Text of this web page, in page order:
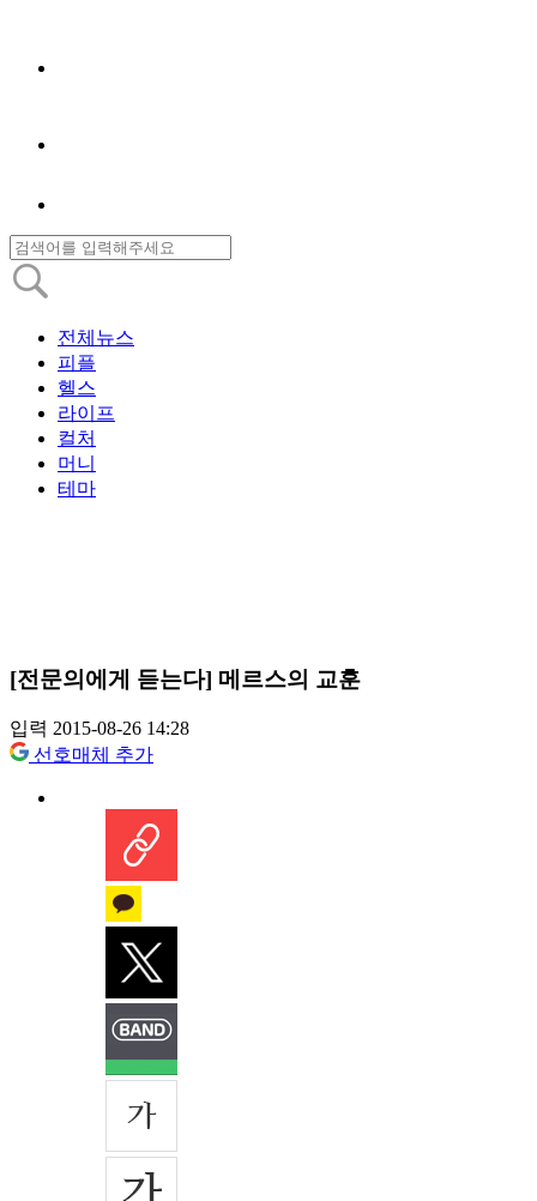
전체뉴스
피플
헬스
라이프
컬처
머니
테마
[전문의에게 듣는다] 메르스의 교훈
입력 2015-08-26 14:28
선호매체 추가